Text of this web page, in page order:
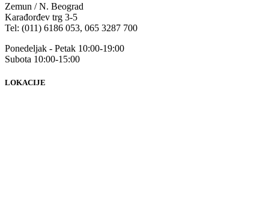
Zemun / N. Beograd
Karađorđev trg 3-5
Tel: (011) 6186 053, 065 3287 700
Ponedeljak - Petak 10:00-19:00
Subota 10:00-15:00
LOKACIJE